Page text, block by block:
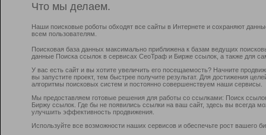
Что мы делаем.
Наши поисковые роботы обходят все сайты в Интернете и сохраняют
всем пользователям.
Поисковая база данных максимально приближена к базам ведущих
данные Поиска ссылок в сервисах СеоТраф и Бирже ссылок, а также для
У вас есть сайт и вы хотите увеличить его посещаемость? Начните
вы запустите проект, тем быстрее получите результат. Для достижения
алгоритмы поисковых систем и постоянно совершенствуем наши сервисы.
Мы предоставляем готовые решения для работы со ссылками: Поиск
Биржу ссылок. Где бы не появились ссылки на ваш сайт, здесь вы всегда
улучшить эффективность продвижения.
Используйте все возможности наших сервисов и обеспечьте рост вашего